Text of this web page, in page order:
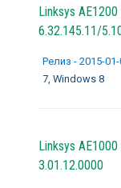
Linksys
6.32.145.11/
Релиз - 2015-
7, Windows 8
Linksys
3.01.12.0000